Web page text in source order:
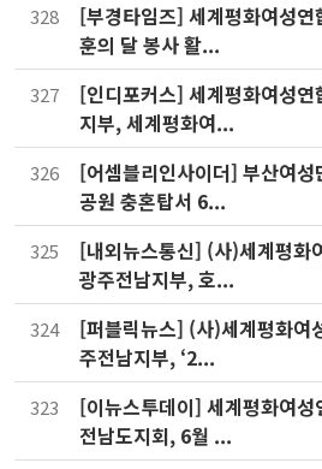
328
[부경타임즈] 세계평화여성연
훈의 달 봉사 활...
327
[인디포커스] 세계평화여성연
지부, 세계평화여...
326
[어셈블리인사이더] 부산여성
공원 충혼탑서 6...
325
[내외뉴스통신] (사)세계평화
광주전남지부, 호...
324
[퍼블릭뉴스] (사)세계평화여
주전남지부, ‘2...
323
[이뉴스투데이] 세계평화여성
전남도지회, 6월 ...